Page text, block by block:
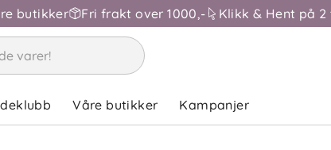
butikker Fri frakt over 1000,- Klikk & Hent på
Våre butikker Kampanjer